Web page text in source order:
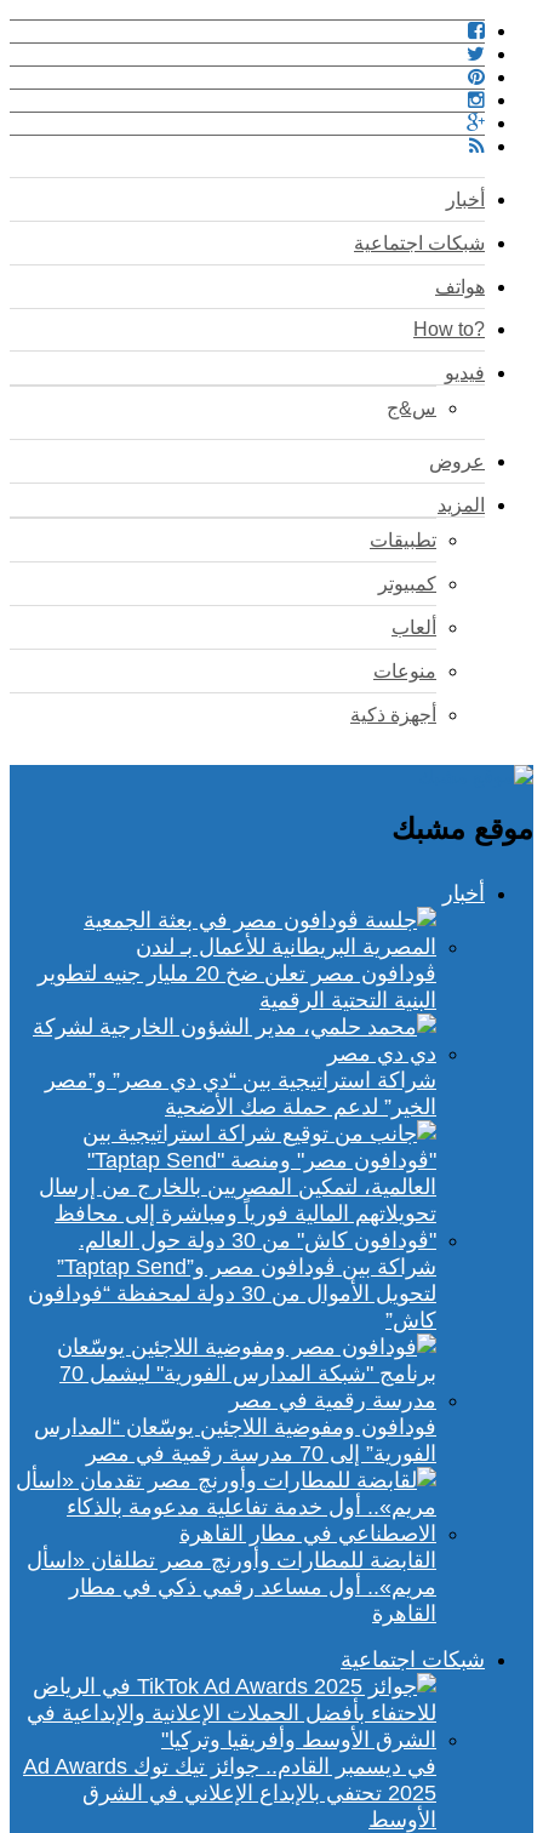
أخبار
شبكات اجتماعية
هواتف
?How to
فيديو
س&ج
عروض
المزيد
تطبيقات
كمبيوتر
ألعاب
منوعات
أجهزة ذكية
موقع مشبك
أخبار
ڤودافون مصر تعلن ضخ 20 مليار جنيه لتطوير
البنية التحتية الرقمية
شراكة استراتيجية بين “دي دي مصر” و”مصر
الخير” لدعم حملة صك الأضحية
شراكة بين ڤودافون مصر و”Taptap Send”
لتحويل الأموال من 30 دولة لمحفظة “فودافون
كاش”
فودافون ومفوضية اللاجئين يوسّعان “المدارس
الفورية” إلى 70 مدرسة رقمية في مصر
القابضة للمطارات وأورنچ مصر تطلقان «اسأل
مريم».. أول مساعد رقمي ذكي في مطار
القاهرة
شبكات اجتماعية
في ديسمبر القادم.. جوائز تيك توك Ad Awards
2025 تحتفي بالإبداع الإعلاني في الشرق
الأوسط